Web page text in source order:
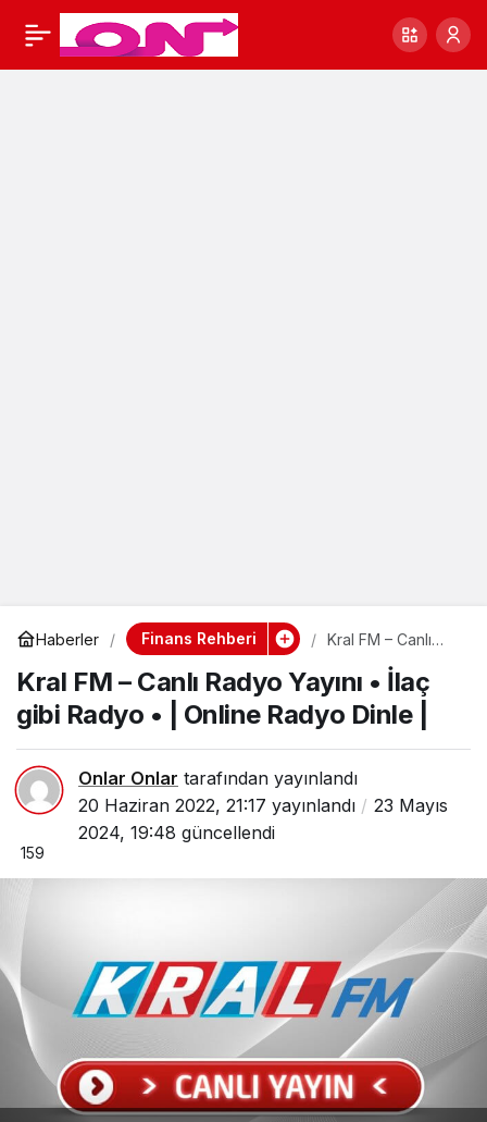
Haberler Finans Rehberi
Kral FM – Canlı
İlaç gibi Radyo • |
Online Radyo
Dinle |
Kral FM – Canlı Radyo Yayını • İlaç
gibi Radyo • | Online Radyo Dinle |
Onlar Onlar tarafından yayınlandı
20 Haziran 2022, 21:17 yayınlandı
23 Mayıs
2024, 19:48 güncellendi
159
Derya Uluğ Kimdir? Paylaş